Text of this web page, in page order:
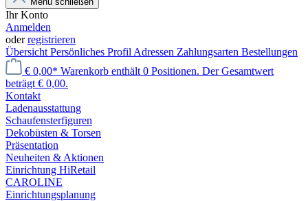
Ihr Konto
Anmelden
oderregistrieren
Übersicht Persönliches Profil Adressen Zahlungsarten Bestellungen
€ 0,00* Warenkorb enthält 0 Positionen. Der Gesamtwert
beträgt € 0,00.
Kontakt
Laden­ausstattung
Schaufenster­figuren
Dekobüsten & Torsen
Präsentation
Neuheiten & Aktionen
Einrichtung HiRetail
CAROLINE
Einrichtungsplanung